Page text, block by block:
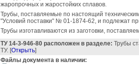
жаропрочных и жаростойких сплавов.
Трубы, поставляемые по настоящий
"Условий поставки" № 01-1874-62, и подлежат
Трубы изготавливаются из заготовки,
ТУ 14-3-946-80 расположен в разделе: Трубы
ТУ. [Открыть]
Файлы документа в наличии: